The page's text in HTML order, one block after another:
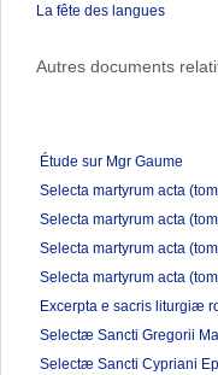
La fête des langues
Autres documents
Étude sur Mgr Gaume
Selecta martyrum acta
Selecta martyrum acta
Selecta martyrum acta
Selecta martyrum acta
Excerpta e sacris liturgiæ
Selectæ Sancti Gregorii
Selectæ Sancti Cypriani